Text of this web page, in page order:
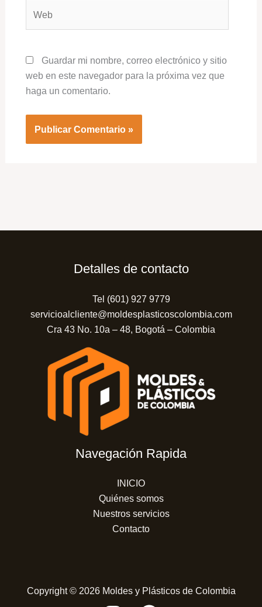
Guardar mi nombre, correo electrónico y sitio
web en este navegador para la próxima vez que
haga un comentario.
Detalles de contacto
Tel (601) 927 9779
servicioalcliente@moldesplasticoscolombia.com
Cra 43 No. 10a – 48, Bogotá – Colombia
Navegación Rapida
INICIO
Quiénes somos
Nuestros servicios
Contacto
Copyright © 2026 Moldes y Plásticos de Colombia